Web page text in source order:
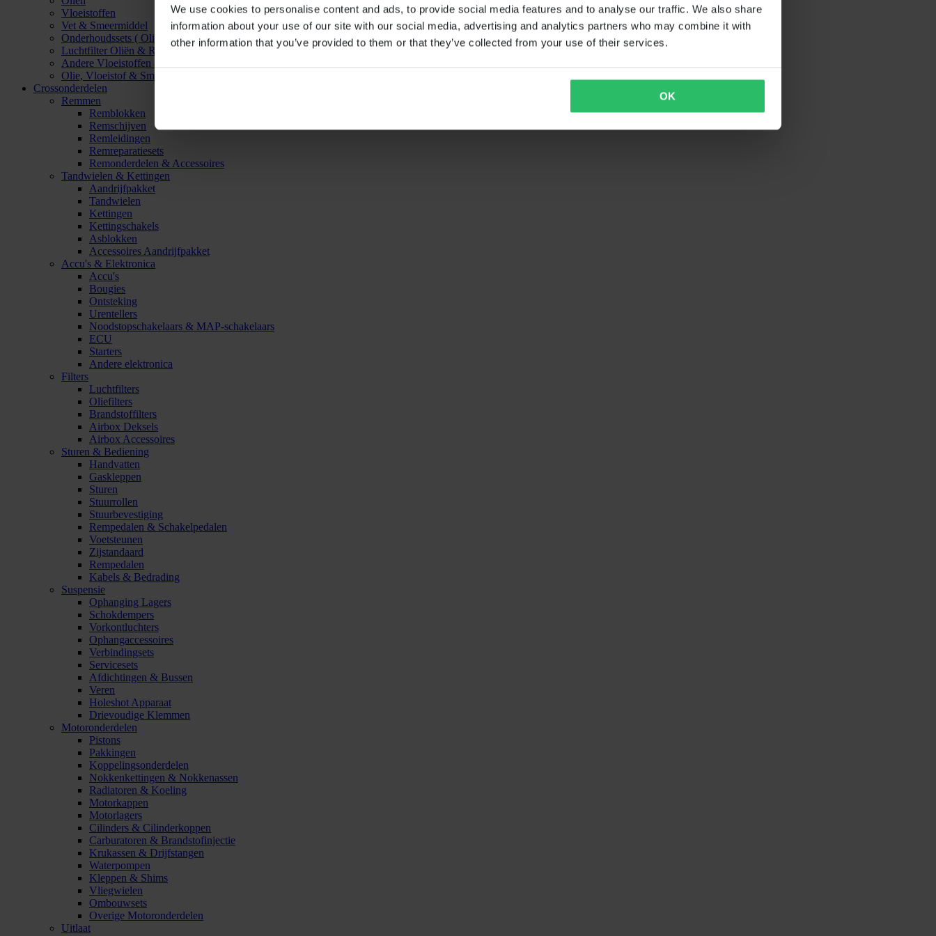
We use cookies to personalise content and ads, to provide social media features and to analyse our traffic. We also share
information about your use of our site with our social media, advertising and analytics partners who may combine it with
other information that you’ve provided to them or that they’ve collected from your use of their services.
OK
Vloeistoffen
Vet & Smeermiddel
Onderhoudssets ( Olie & Filter)
Luchtfilter Oliën & Reinigers
Andere Vloeistoffen & Smeermiddelen
Olie, Vloeistof & Smeermiddel Accessoires
Crossonderdelen
Remmen
Remblokken
Remschijven
Remleidingen
Remreparatiesets
Remonderdelen & Accessoires
Tandwielen & Kettingen
Aandrijfpakket
Tandwielen
Kettingen
Kettingschakels
Asblokken
Accessoires Aandrijfpakket
Accu's & Elektronica
Accu's
Bougies
Ontsteking
Urentellers
Noodstopschakelaars & MAP-schakelaars
ECU
Starters
Andere elektronica
Filters
Luchtfilters
Oliefilters
Brandstoffilters
Airbox Deksels
Airbox Accessoires
Sturen & Bediening
Handvatten
Gaskleppen
Sturen
Stuurrollen
Stuurbevestiging
Rempedalen & Schakelpedalen
Voetsteunen
Zijstandaard
Rempedalen
Kabels & Bedrading
Suspensie
Ophanging Lagers
Schokdempers
Vorkontluchters
Ophangaccessoires
Verbindingsets
Servicesets
Afdichtingen & Bussen
Veren
Holeshot Apparaat
Drievoudige Klemmen
Motoronderdelen
Pistons
Pakkingen
Koppelingsonderdelen
Nokkenkettingen & Nokkenassen
Radiatoren & Koeling
Motorkappen
Motorlagers
Cilinders & Cilinderkoppen
Carburatoren & Brandstofinjectie
Krukassen & Drijfstangen
Waterpompen
Kleppen & Shims
Vliegwielen
Ombouwsets
Overige Motoronderdelen
Uitlaat